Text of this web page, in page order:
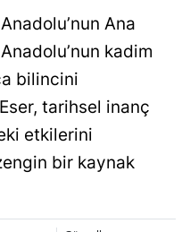
Ana
kadim
bilincini
tarihsel inanç
etkilerini
bir kaynak